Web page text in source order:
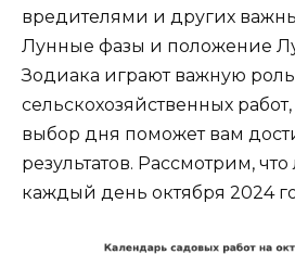
вредителями и других
Лунные фазы и положение
Зодиака играют важную роль
сельскохозяйственных
выбор дня поможет вам
результатов. Рассмотрим,
каждый день октября 2024